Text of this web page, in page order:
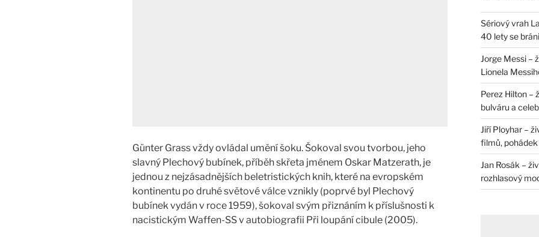
Günter Grass vždy ovládal umění šoku. Šokoval svou tvorbou, jeho
slavný Plechový bubínek, příběh skřeta jménem Oskar Matzerath, je
jednou z nejzásadnějších beletristických knih, které na evropském
kontinentu po druhé světové válce vznikly (poprvé byl Plechový
bubínek vydán v roce 1959), šokoval svým přiznáním k příslušnosti k
nacistickým Waffen-SS v autobiografii Při loupání cibule (2005).
Sériový vrah
40 lety se
Jorge Messi –
Lionela
Perez Hilton –
bulváru a
Jiří Ployhar –
filmů, pohádek
Jan Rosák –
rozhlasový